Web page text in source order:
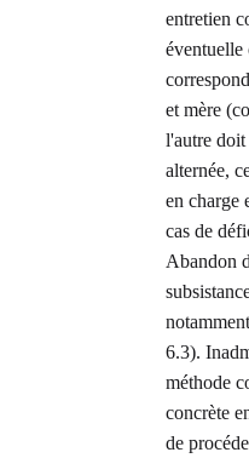
entretien
et mère
l'autre doit
alternée,
en charge
cas de
Abandon
6.3).
méthode
concrète
de